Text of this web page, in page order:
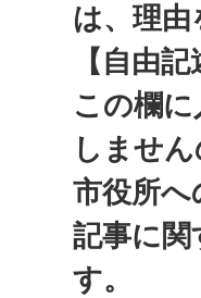
は、理
【自由記
この欄
しませ
市役所
記事に
す。